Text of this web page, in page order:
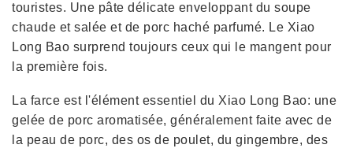
touristes. Une pâte délicate enveloppant du soupe
chaude et salée et de porc haché parfumé. Le Xiao
Long Bao surprend toujours ceux qui le mangent pour
la première fois.
La farce est l'élément essentiel du Xiao Long Bao: une
gelée de porc aromatisée, généralement faite avec de
la peau de porc, des os de poulet, du gingembre, des